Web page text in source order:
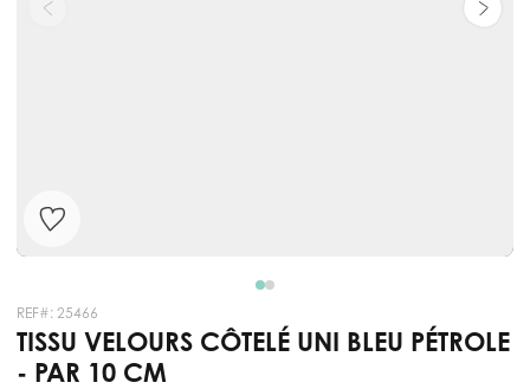
REF#: 25466
TISSU VELOURS CÔTELÉ UNI BLEU PÉTROLE
- PAR 10 CM